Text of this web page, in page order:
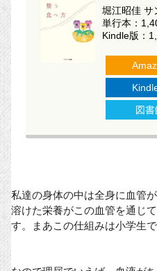
堀江昭佳 サ
単行本：
Kindle版：
図
私達の身体の中は全身に血管
溶けた栄養がこの血管を通じ
す。まあこの仕組みは小学生